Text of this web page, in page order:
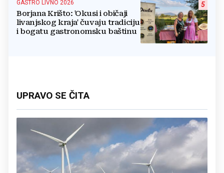
5
GASTRO LIVNO 2026
Borjana Krišto: 'Okusi i običaji
livanjskog kraja' čuvaju tradiciju
i bogatu gastronomsku baštinu
UPRAVO SE ČITA